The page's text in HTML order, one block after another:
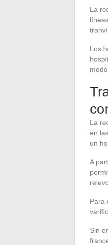
La
Los
La
en
un
A
Para
Sin